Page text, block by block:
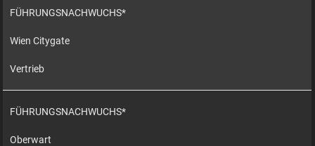
FÜHRUNGSNACHWUCHS*
Wien Citygate
Vertrieb
FÜHRUNGSNACHWUCHS*
Oberwart